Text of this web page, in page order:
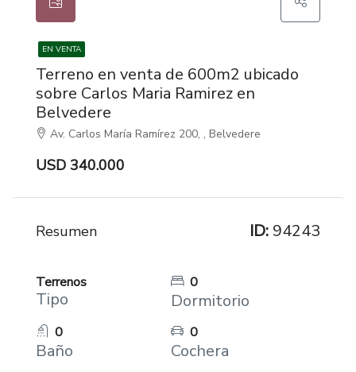
EN VENTA
Terreno en venta de 600m2 ubicado
sobre Carlos Maria Ramirez en
Belvedere
Av. Carlos María Ramírez 200, , Belvedere
USD 340.000
Resumen ID: 94243
Terrenos
Tipo
0
Dormitorio
0
Baño
0
Cochera